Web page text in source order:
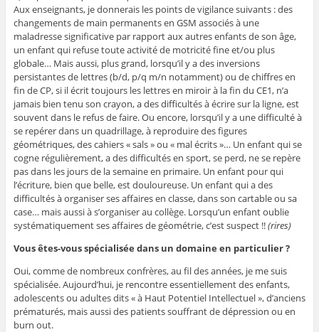
Aux enseignants, je donnerais les points de vigilance suivants : des
changements de main permanents en GSM associés à une
maladresse significative par rapport aux autres enfants de son âge,
un enfant qui refuse toute activité de motricité fine et/ou plus
globale… Mais aussi, plus grand, lorsqu’il y a des inversions
persistantes de lettres (b/d, p/q m/n notamment) ou de chiffres en
fin de CP, si il écrit toujours les lettres en miroir à la fin du CE1, n’a
jamais bien tenu son crayon, a des difficultés à écrire sur la ligne, est
souvent dans le refus de faire. Ou encore, lorsqu’il y a une difficulté à
se repérer dans un quadrillage, à reproduire des figures
géométriques, des cahiers « sals » ou « mal écrits »… Un enfant qui se
cogne régulièrement, a des difficultés en sport, se perd, ne se repère
pas dans les jours de la semaine en primaire. Un enfant pour qui
l’écriture, bien que belle, est douloureuse. Un enfant qui a des
difficultés à organiser ses affaires en classe, dans son cartable ou sa
case… mais aussi à s’organiser au collège. Lorsqu’un enfant oublie
systématiquement ses affaires de géométrie, c’est suspect !!(rires)
Vous êtes-vous spécialisée dans un domaine en particulier ?
Oui, comme de nombreux confrères, au fil des années, je me suis
spécialisée. Aujourd’hui, je rencontre essentiellement des enfants,
adolescents ou adultes dits « à Haut Potentiel Intellectuel », d’anciens
prématurés, mais aussi des patients souffrant de dépression ou en
burn out.